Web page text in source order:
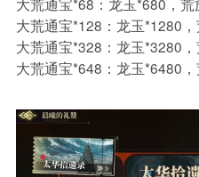
大荒通宝*68：龙玉*680，荒
大荒通宝*128：龙玉*1280
大荒通宝*328：龙玉*3280
大荒通宝*648：龙玉*6480